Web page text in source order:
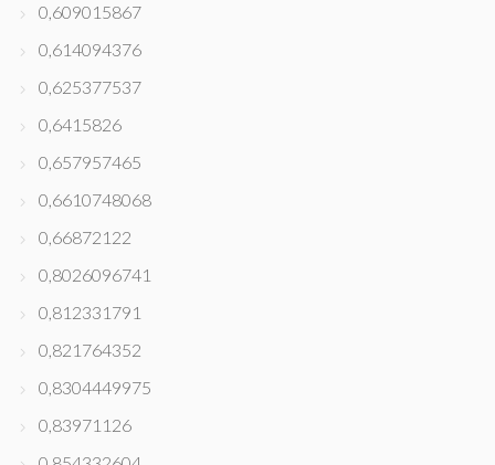
0,609015867
0,614094376
0,625377537
0,6415826
0,657957465
0,6610748068
0,66872122
0,8026096741
0,812331791
0,821764352
0,8304449975
0,83971126